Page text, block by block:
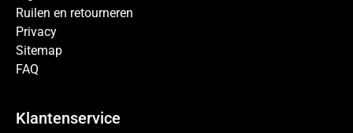
Ruilen en retourneren
Privacy
Sitemap
FAQ
Klantenservice